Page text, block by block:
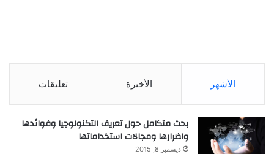
الأشهر الأخيرة تعليقات
بحث متكامل حول تعريف التكنولوجيا وفوائدها
واضرارها ومجالات استخداماتها
ديسمبر 8, 2015